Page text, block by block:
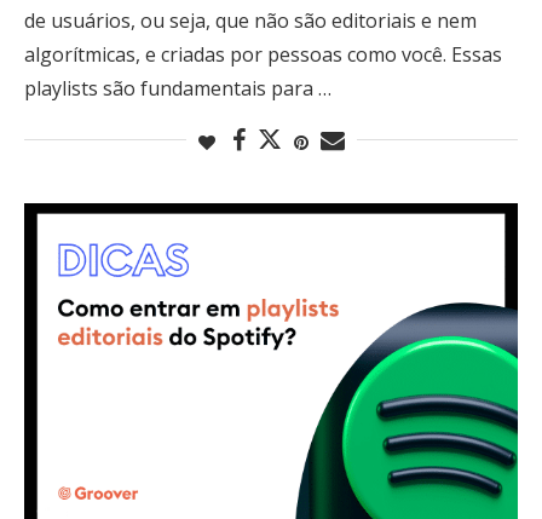
de usuários, ou seja, que não são editoriais e nem
algorítmicas, e criadas por pessoas como você. Essas
playlists são fundamentais para …